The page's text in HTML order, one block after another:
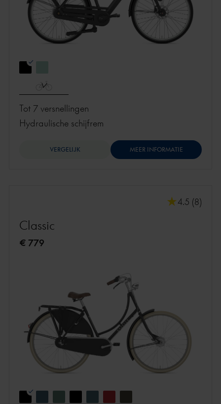
Tot 7 versnellingen
hydraulische schijfrem
VERGELIJK MEER INFORMATIE
4.5 (8)
Classic
€ 779